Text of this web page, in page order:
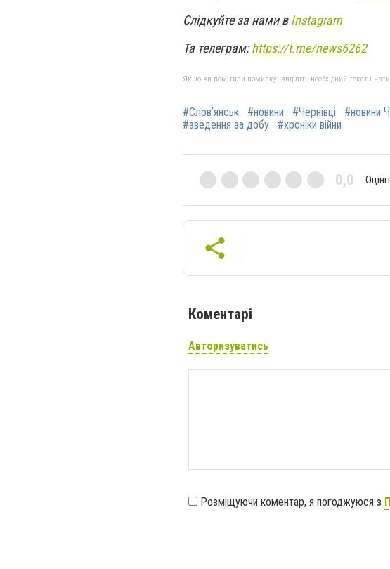
Слідкуйте за нами вInstagram
Та телеграм:https://t.me/news6262
Якщо ви помітили помилку, виділіть необхідний текст і
#Слов’янськ #новини #Чернівці #новини
#зведення за добу
#хроніки війни
0,0
Коментарі
Авторизуватись
Розміщуючи коментар, я погоджуюся з